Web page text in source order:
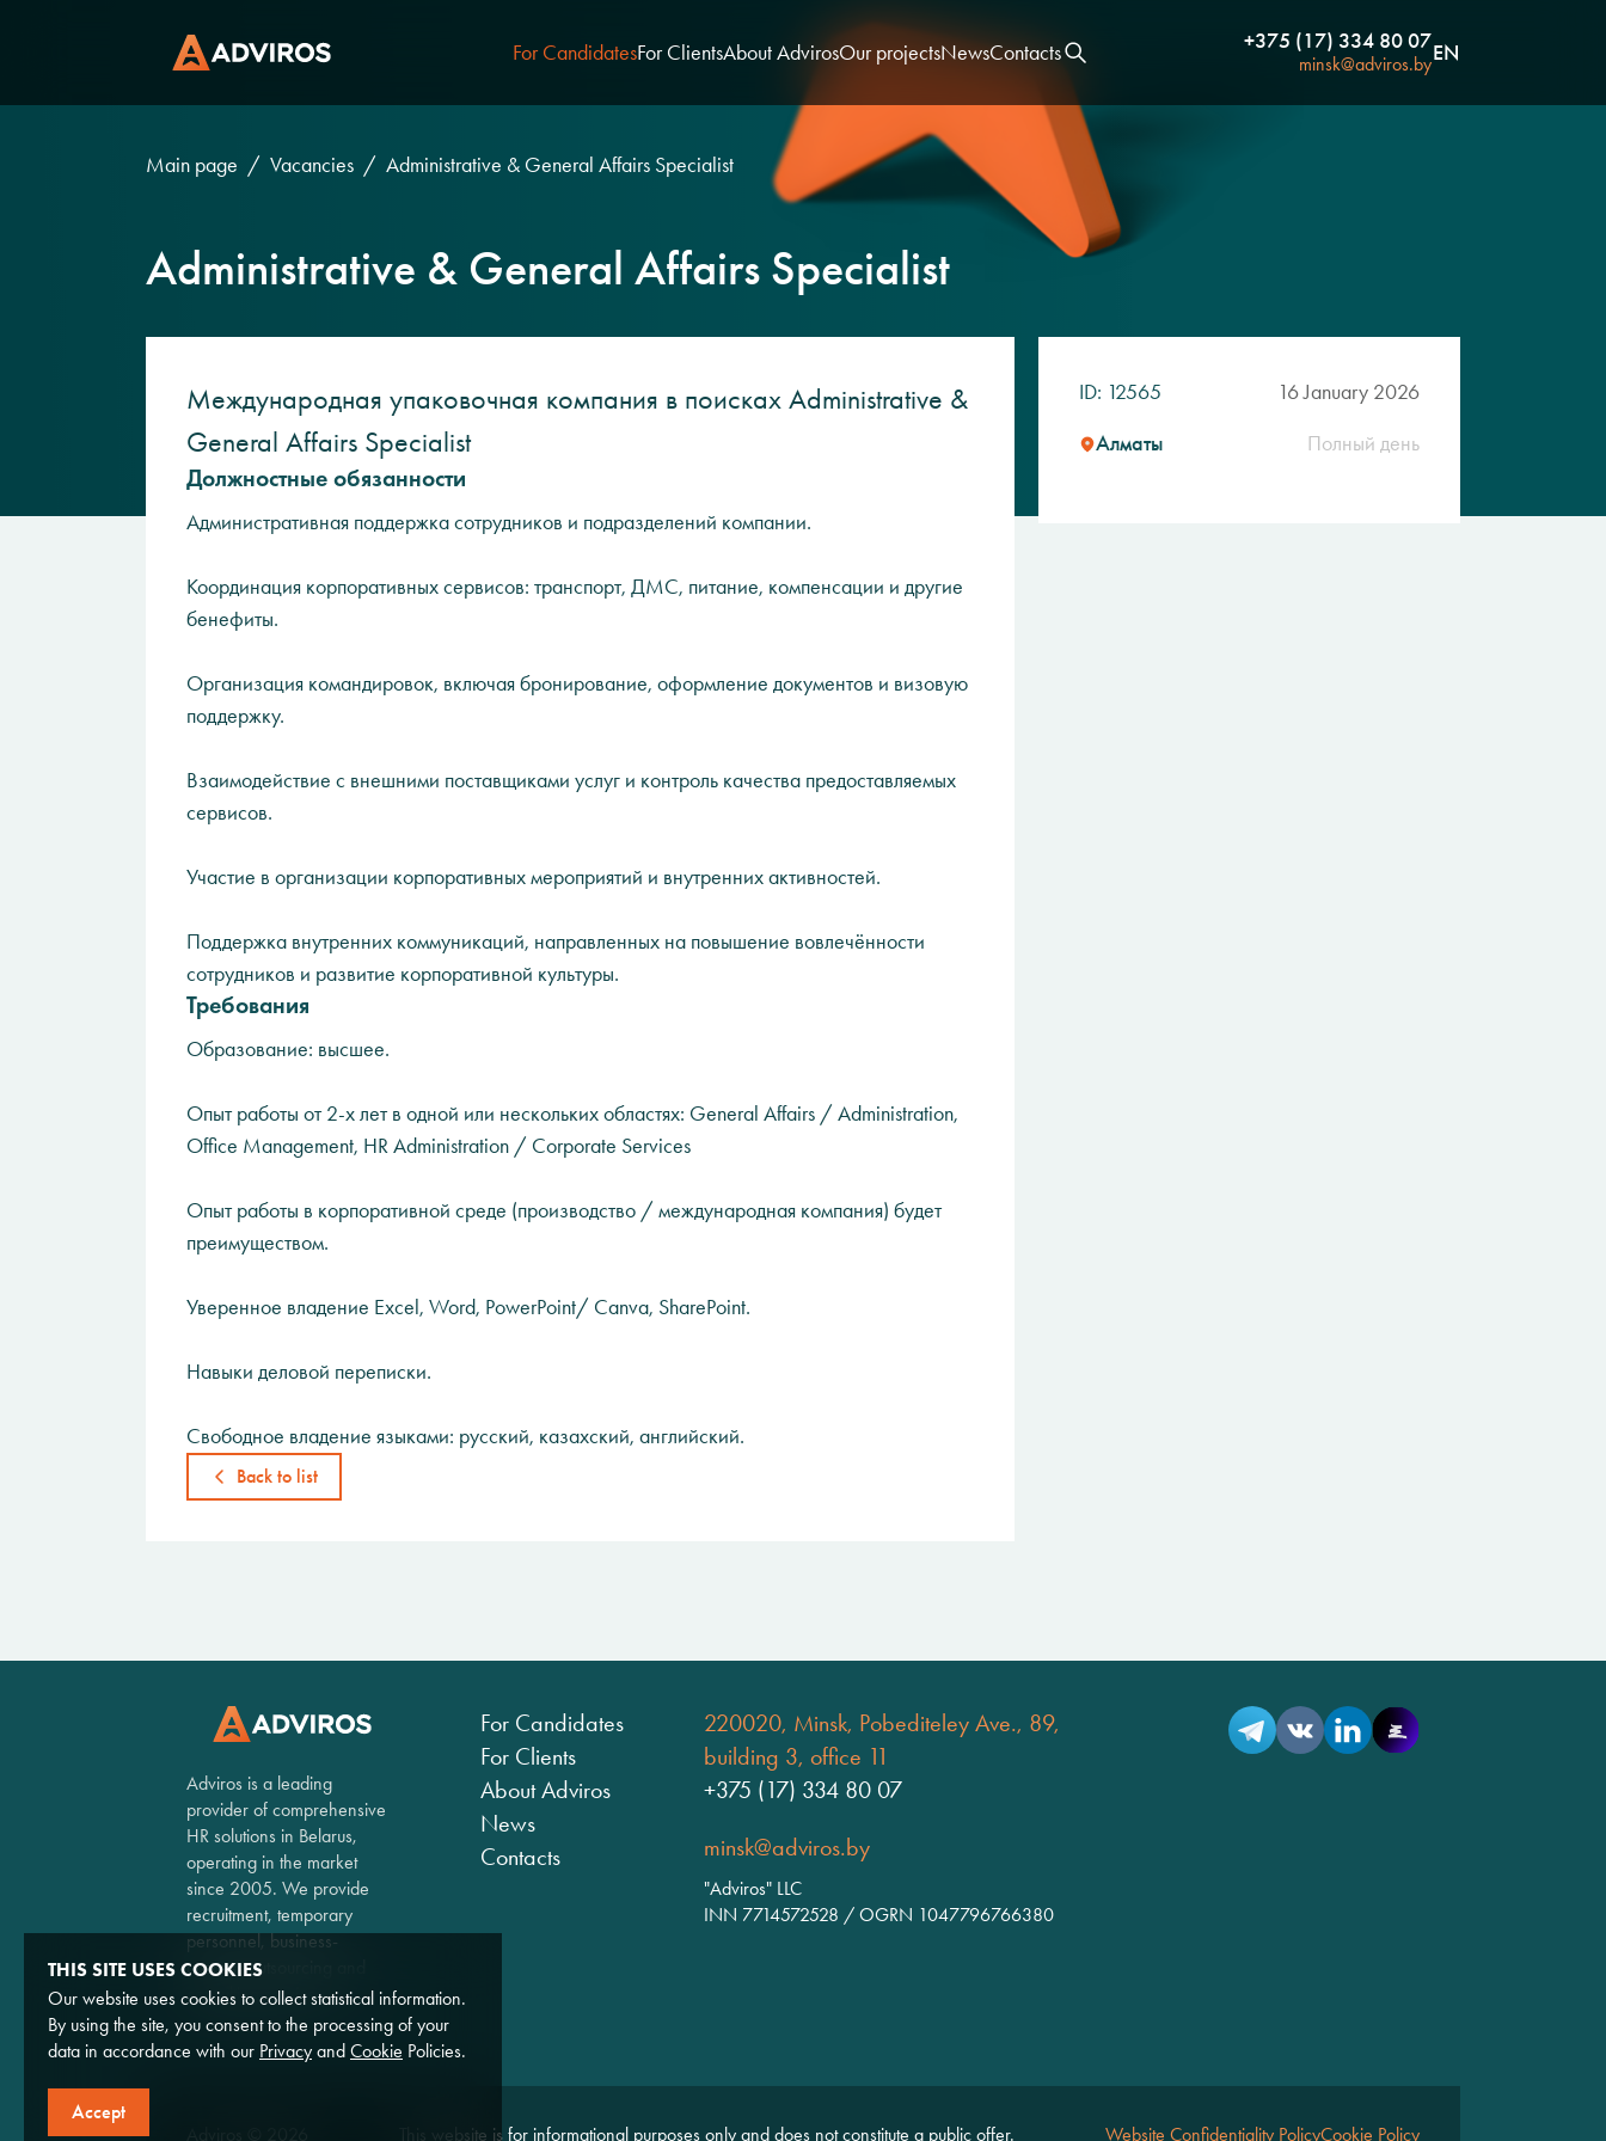
For CandidatesFor ClientsAbout AdvirosOur projectsNewsContacts +375 (17) 334 80 07
minsk@adviros.byEN
Main page Vacancies Administrative & General Affairs Specialist
Administrative & General Affairs Specialist
Международная упаковочная компания в поисках Administrative &
General Affairs Specialist
Должностные обязанности
Административная поддержка сотрудников и подразделений компании.
Координация корпоративных сервисов: транспорт, ДМС, питание, компенсации и другие
бенефиты.
Организация командировок, включая бронирование, оформление документов и визовую
поддержку.
Взаимодействие с внешними поставщиками услуг и контроль качества предоставляемых
сервисов.
Участие в организации корпоративных мероприятий и внутренних активностей.
Поддержка внутренних коммуникаций, направленных на повышение вовлечённости
сотрудников и развитие корпоративной культуры.
Требования
Образование: высшее.
Опыт работы от 2-х лет в одной или нескольких областях: General Affairs / Administration,
Office Management, HR Administration / Corporate Services
Опыт работы в корпоративной среде (производство / международная компания) будет
преимуществом.
Уверенное владение Excel, Word, PowerPoint/ Canva, SharePoint.
Навыки деловой переписки.
Свободное владение языками: русский, казахский, английский.
Back to list
ID: 12565
16 January 2026
Алматы
Полный день
Adviros is a leading
provider of comprehensive
HR solutions in Belarus,
operating in the market
since 2005. We provide
recruitment, temporary
personnel, business-
process outsourcing and
consulting services.
For Candidates
For Clients
About Adviros
News
Contacts
220020, Minsk, Pobediteley Ave., 89,
building 3, office 11
+375 (17) 334 80 07
minsk@adviros.by
"Adviros" LLC
INN 7714572528 / OGRN 1047796766380
This website is for informational purposes only and does not constitute a public offer. Website Confidentiality PolicyCookie Policy
THIS SITE USES COOKIES
Our website uses cookies to collect statistical information.
By using the site, you consent to the processing of your
data in accordance with our Privacy and Cookie Policies.
Accept